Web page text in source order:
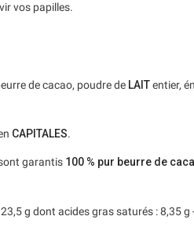
vos papilles.
de cacao, poudre de LAITentier,
CAPITALES.
garantis 100 % pur beurre de
g dont acides gras saturés : 8,35 g